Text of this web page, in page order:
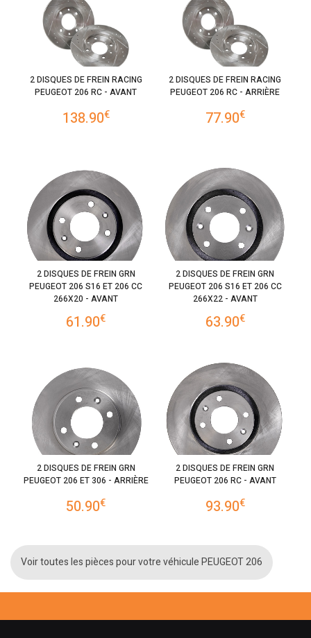
2 DISQUES DE FREIN RACING
PEUGEOT 206 RC - AVANT
138.90€
2 DISQUES DE FREIN RACING
PEUGEOT 206 RC - ARRIÈRE
77.90€
2 DISQUES DE FREIN GRN
PEUGEOT 206 S16 ET 206 CC
266X20 - AVANT
61.90€
2 DISQUES DE FREIN GRN
PEUGEOT 206 S16 ET 206 CC
266X22 - AVANT
63.90€
2 DISQUES DE FREIN GRN
PEUGEOT 206 ET 306 - ARRIÈRE
50.90€
2 DISQUES DE FREIN GRN
PEUGEOT 206 RC - AVANT
93.90€
Voir toutes les pièces pour votre véhicule PEUGEOT 206